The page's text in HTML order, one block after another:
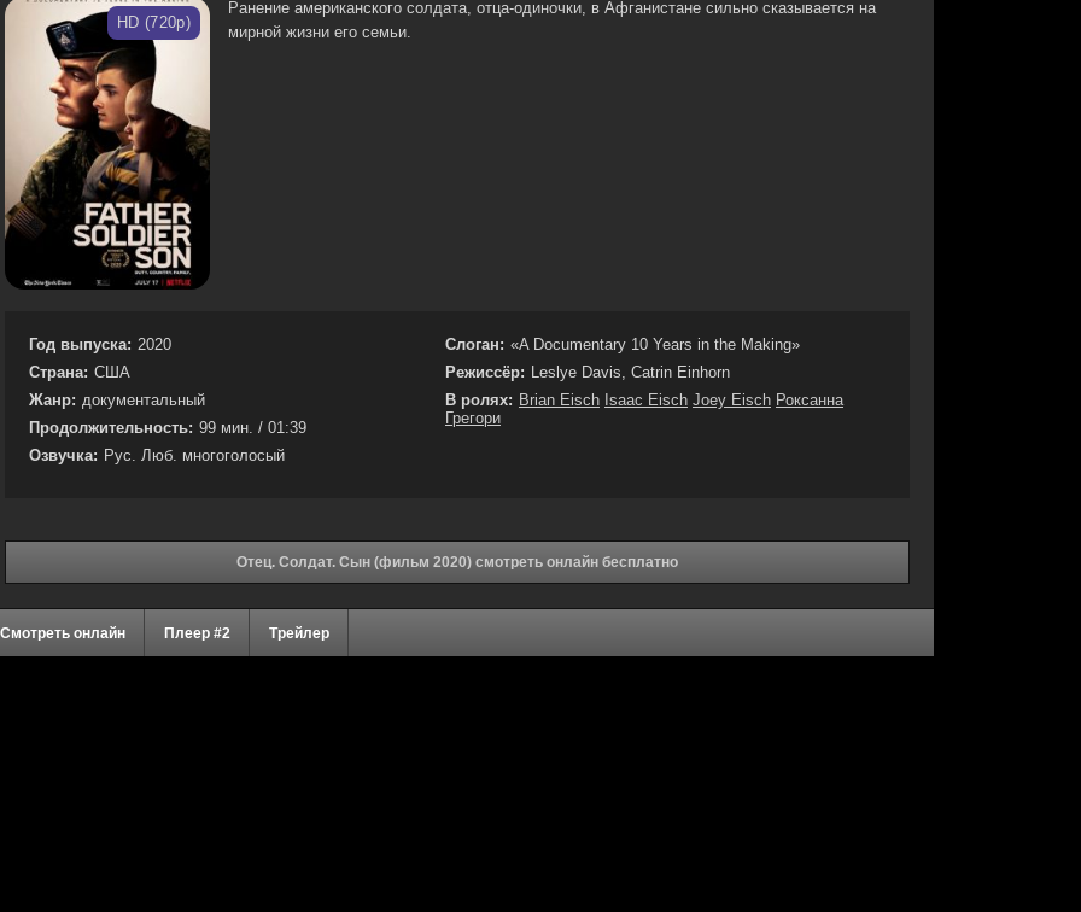
HD (720p)
Ранение американского солдата, отца-одиночки, в Афганистане сильно сказывается на
мирной жизни его семьи.
Год выпуска: 2020
Страна: США
Жанр: документальный
Продолжительность: 99 мин. / 01:39
Озвучка: Рус. Люб. многоголосый
Слоган: «A Documentary 10 Years in the Making»
Режиссёр:
Leslye Davis, Catrin Einhorn
В ролях: Brian Eisch Isaac Eisch Joey Eisch Роксанна
Грегори
Отец. Солдат. Сын (фильм 2020) смотреть онлайн бесплатно
Смотреть онлайн Плеер #2 Трейлер